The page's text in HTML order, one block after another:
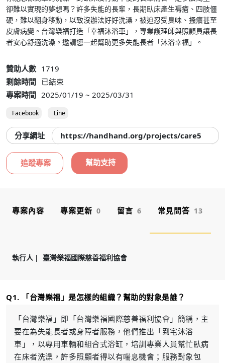
卻難以實現的夢想嗎？許多失能的長輩，長期臥床產生褥瘡、四肢僵
硬，難以翻身移動，以致沒辦法好好洗澡，被迫忍受臭味、搔癢甚至
皮膚病變。台灣樂福打造「幸福沐浴車」，專業護理師與照顧員讓長
者安心舒適洗澡。邀請您一起幫助更多失能長者「沐浴幸福」。
贊助人數 1719
剩餘時間 已結束
專案時間 2025/01/19 ~ 2025/03/31
Facebook Line
分享網址 https://handhand.org/projects/care520
追蹤專案 幫助支持
專案內容 專案更新 0 留言 6 常見問答 13
執行人 臺灣樂福國際慈善福利協會
Q1. 「台灣樂福」是怎樣的組織？幫助的對象是誰？
「台灣樂福」即「台灣樂福國際慈善福利協會」簡稱，主
要在為失能長者或身障者服務，他們推出「到宅沐浴
車」，以專用車輛和組合式浴缸，培訓專業人員幫忙臥病
在床者洗澡，許多照顧者得以有喘息機會；服務對象包